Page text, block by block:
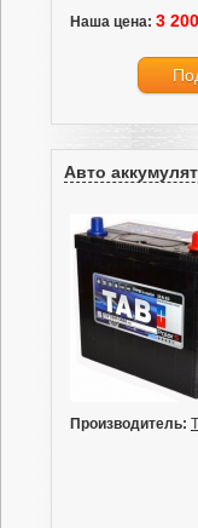
Наша цена: 3
Авто
Производитель: